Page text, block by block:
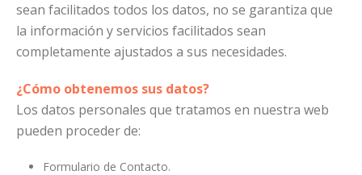
sean facilitados todos los datos, no se garantiza que
la información y servicios facilitados sean
completamente ajustados a sus necesidades.
¿Cómo obtenemos sus datos?
Los datos personales que tratamos en nuestra web
pueden proceder de:
Formulario de Contacto.